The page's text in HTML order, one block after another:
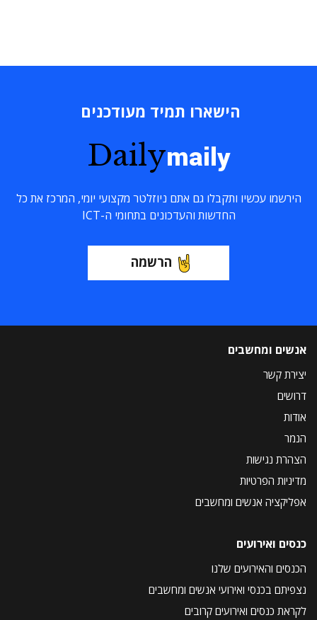
הישארו תמיד מעודכנים
Dailymaily
הירשמו עכשיו ותקבלו גם אתם ניוזלטר מקצועי יומי, המרכז את כל
החדשות והעדכונים בתחומי ה-ICT
הרשמה
אנשים ומחשבים
יצירת קשר
דרושים
אודות
הנמר
הצהרת נגישות
מדיניות הפרטיות
אפליקציה אנשים ומחשבים
כנסים ואירועים
הכנסים והאירועים שלנו
נצפיתם בכנסי ואירועי אנשים ומחשבים
לקראת כנסים ואירועים קרובים